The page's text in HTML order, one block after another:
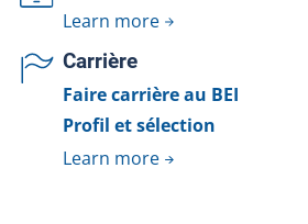
Learn more
Carrière
Faire carrière au BEI
Profil et sélection
Learn more